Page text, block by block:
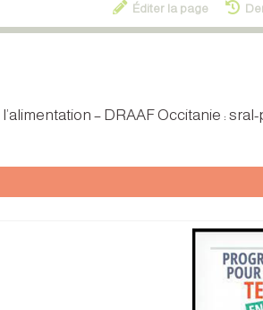
Éditer la page
– DRAAF Occitanie :